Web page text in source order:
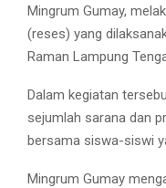
Mingrum Gumay,
(reses) yang
Raman Lampung
Dalam kegiatan
sejumlah sarana dan
bersama siswa-siswi
Mingrum Gumay